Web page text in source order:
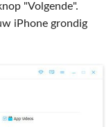
"Volgende".
iPhone grondig